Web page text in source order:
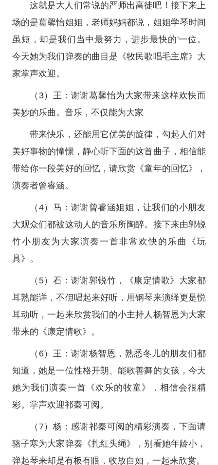
这就是大人们常说的严师出高徒吧！接下来上
场的是葛馨怡姐姐，老师妈妈都说，姐姐学琴时间
虽短，却是我们当中最努力，进步最快的'一位。
今天她为我们弹奏的曲目是《牧民歌唱毛主席》大
家掌声欢迎。
（3）王：谢谢葛馨怡为大家带来这样欢快而
美妙的乐曲。音乐，不仅能为大家
带来快乐，还能用它优美的旋律，勾起人们对
美好事物的憧憬，静心听下面的这首曲子，相信能
带给你一段美好的回忆，请欣赏《童年的回忆》，
演奏者曾睿涵。
（4）马：谢谢曾睿涵姐姐，让我们的小朋友
大观众们都被这动人的音乐所陶醉。接下来由郭锐
竹小朋友为大家演奏一首非常欢快的乐曲《玩
具》。
（5）石：谢谢郭锐竹，《康定情歌》大家都
耳熟能详，不但唱起来好听，用钢琴来演绎更是悦
耳动听，一起来欣赏我们的小主持人杨智恩为大家
带来的《康定情歌》。
（6）王：谢谢杨智恩，熟悉冬儿的朋友们都
知道，她是一位性格开朗、能歌善舞的女孩，今天
她为我们演奏一首《欢乐的牧童》，相信会很精
彩。掌声欢迎祁秦可阅。
（7）杨：感谢祁秦可阅的精彩演奏，下面请
骆子寒为大家弹奏《扎红头绳》，别看她年龄小，
弹起琴来却是有板有眼，收放自如，一起来欣赏。